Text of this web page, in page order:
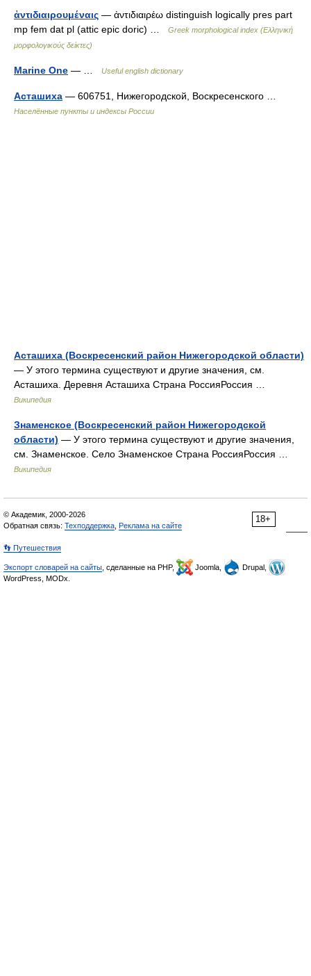
ἀντιδιαιρουμέναις — ἀντιδιαιρέω distinguish logically pres part
mp fem dat pl (attic epic doric) …
Greek morphological index (Ελληνική
μορφολογικούς δείκτες)
Marine One — … Useful english dictionary
Асташиха — 606751, Нижегородской, Воскресенского …
Населённые пункты и индексы России
Асташиха (Воскресенский район Нижегородской области)
— У этого термина существуют и другие значения, см.
Асташиха. Деревня Асташиха Страна РоссияРоссия …
Википедия
Знаменское (Воскресенский район Нижегородской
области) — У этого термина существуют и другие значения,
см. Знаменское. Село Знаменское Страна РоссияРоссия …
Википедия
18+
© Академик, 2000-2026
Обратная связь: Техподдержка Реклама на сайте
👣 Путешествия
Экспорт словарей на сайты , сделанные на PHP, Joomla,
Drupal,
WordPress, MODx.